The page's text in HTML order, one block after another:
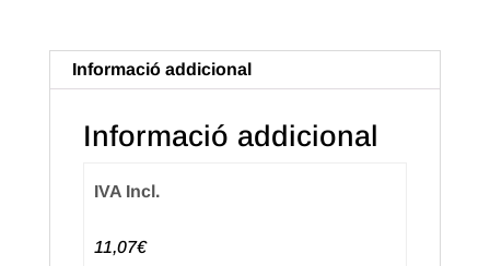
(1.000u.)
Informació addicional
Informació addicional
IVA Incl.
11,07€